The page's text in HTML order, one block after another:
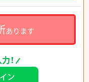
あります
！